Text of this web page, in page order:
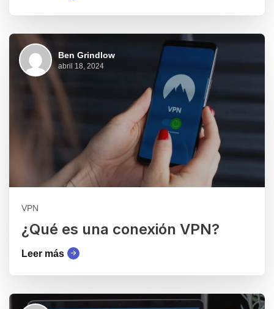
Ben Grindlow
abril 18, 2024
VPN
¿Qué es una conexión VPN?
Leer más